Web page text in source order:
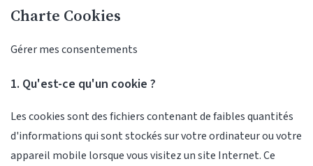
Charte Cookies
Gérer mes consentements
1. Qu'est-ce qu'un cookie ?
Les cookies sont des fichiers contenant de faibles quantités
d'informations qui sont stockés sur votre ordinateur ou votre
appareil mobile lorsque vous visitez un site Internet. Ce